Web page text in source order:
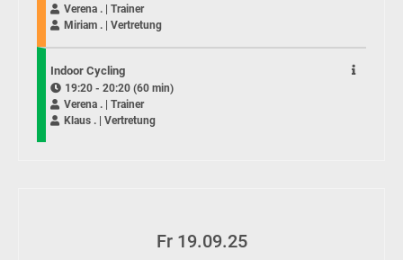
Verena . | Trainer
Miriam . | Vertretung
Indoor Cycling
19:20 - 20:20 (60 min)
Verena . | Trainer
Klaus . | Vertretung
Fr 19.09.25